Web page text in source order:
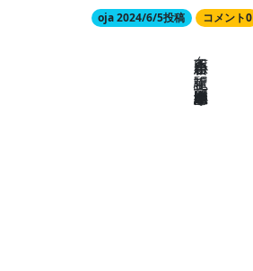
oja 2024/6/5投稿 コメント0
小田急新百合ヶ丘駅誕生、小田急多摩線全線開通